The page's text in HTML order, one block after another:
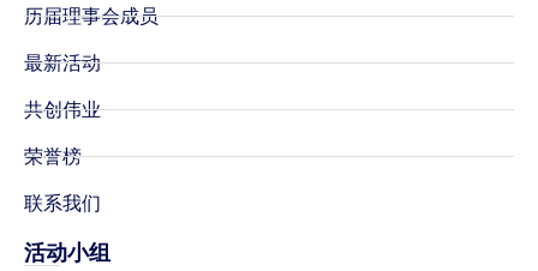
历届理事会成员
最新活动
共创伟业
荣誉榜
联系我们
活动小组